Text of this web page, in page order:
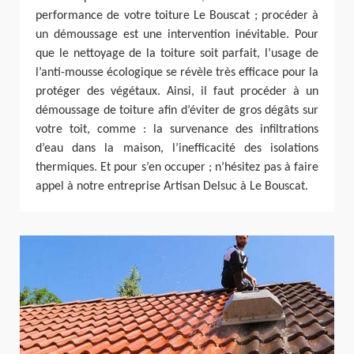
performance de votre toiture Le Bouscat ; procéder à
un démoussage est une intervention inévitable. Pour
que le nettoyage de la toiture soit parfait, l’usage de
l’anti-mousse écologique se révèle très efficace pour la
protéger des végétaux. Ainsi, il faut procéder à un
démoussage de toiture afin d’éviter de gros dégâts sur
votre toit, comme : la survenance des infiltrations
d’eau dans la maison, l’inefficacité des isolations
thermiques. Et pour s’en occuper ; n’hésitez pas à faire
appel à notre entreprise Artisan Delsuc à Le Bouscat.